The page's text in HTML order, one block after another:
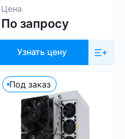
Цена
По запросу
Узнать цену
Под заказ